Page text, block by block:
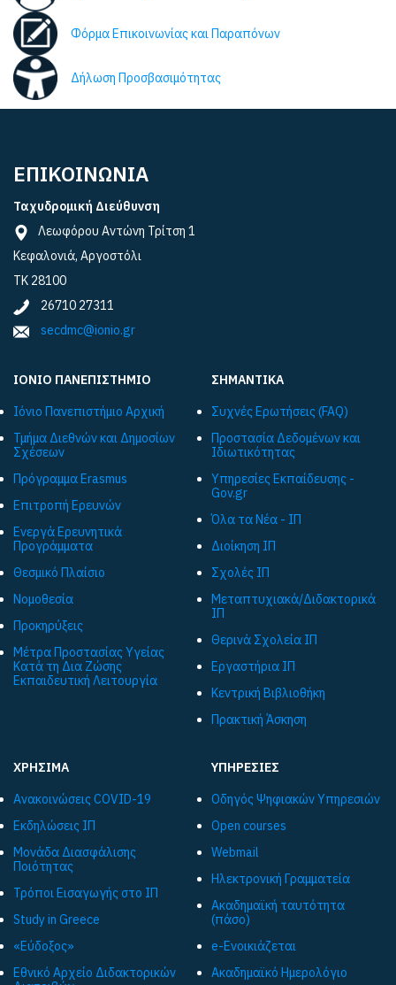
Φόρμα Επικοινωνίας και Παραπόνων
Δήλωση Προσβασιμότητας
ΕΠΙΚΟΙΝΩΝΙΑ
Ταχυδρομική Διεύθυνση
Λεωφόρου Αντώνη Τρίτση 1
Κεφαλονιά, Αργοστόλι
ΤΚ 28100
26710 27311
secdmc@ionio.gr
ΙΟΝΙΟ ΠΑΝΕΠΙΣΤΗΜΙΟ
Ιόνιο Πανεπιστήμιο Αρχική
Τμήμα Διεθνών και Δημοσίων
Σχέσεων
Πρόγραμμα Εrasmus
Επιτροπή Ερευνών
Ενεργά Ερευνητικά
Προγράμματα
Θεσμικό Πλαίσιο
Νομοθεσία
Προκηρύξεις
Μέτρα Προστασίας Υγείας
Κατά τη Δια Ζώσης
Εκπαιδευτική Λειτουργία
ΣΗΜΑΝΤΙΚΑ
Συχνές Ερωτήσεις (FAQ)
Προστασία Δεδομένων και
Ιδιωτικότητας
Υπηρεσίες Εκπαίδευσης -
Gov.gr
Όλα τα Νέα - ΙΠ
Διοίκηση ΙΠ
Σχολές ΙΠ
Μεταπτυχιακά/Διδακτορικά
ΙΠ
Θερινά Σχολεία ΙΠ
Εργαστήρια ΙΠ
Κεντρική Βιβλιοθήκη
Πρακτική Άσκηση
ΧΡΗΣΙΜΑ
Ανακοινώσεις COVID-19
Εκδηλώσεις ΙΠ
Μονάδα Διασφάλισης
Ποιότητας
Τρόποι Εισαγωγής στο ΙΠ
Study in Greece
«Εύδοξος»
Εθνικό Αρχείο Διδακτορικών
ΥΠΗΡΕΣΙΕΣ
Οδηγός Ψηφιακών Υπηρεσιών
Open courses
Webmail
Ηλεκτρονική Γραμματεία
Ακαδημαϊκή ταυτότητα
(πάσο)
e-Ενοικιάζεται
Ακαδημαϊκό Ημερολόγιο